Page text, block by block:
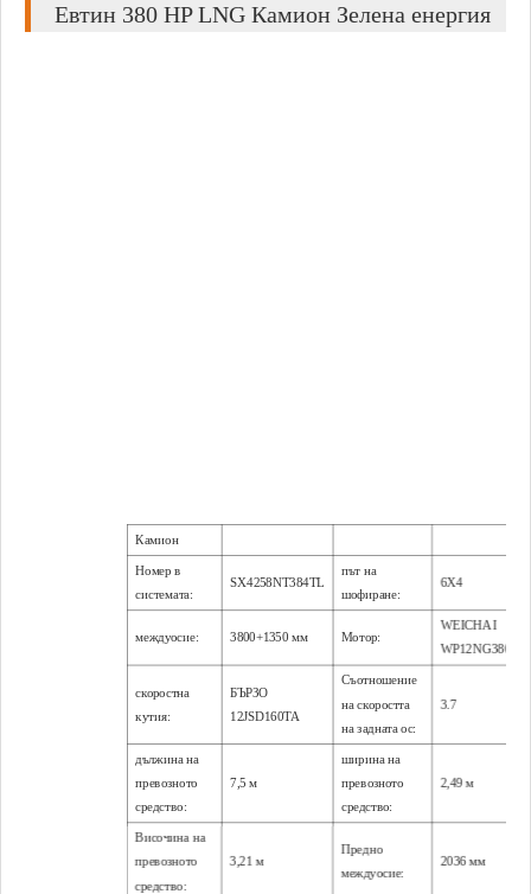
Евтин 380 HP LNG Камион Зелена енергия
Камион
Номер в
системата:
SX4258NT384TL
път на
шофиране:
6X4
междуосие: 3800+1350 мм Мотор:
WEICHAI
WP12NG380E50
скоростна
кутия:
БЪРЗО
12JSD160TA
Съотношение
на скоростта
на задната ос:
3.7
дължина на
превозното
средство:
7,5 м
ширина на
превозното
средство:
2,49 м
Височина на
превозното
средство:
3,21 м
Предно
междуосие:
2036 мм